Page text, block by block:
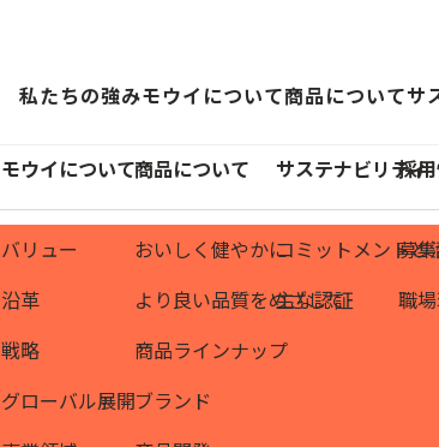
私たちの強みモウイについて
モウイについて
バリュー
沿革
戦略
グローバル展開
商品について
商品について
おいしく健やかに
より良い品質をめざして
商品ラインナップ
ブランド
サ
サステナビリティ
コミットメントと
主な認証
採
募
職